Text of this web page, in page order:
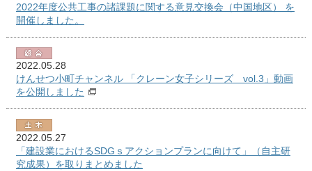
2022年度公共工事の諸課題に関する意見交換会（中国地区） を
開催しました。
2022.05.28
けんせつ小町チャンネル 「クレーン女子シリーズ vol.3」動画
を公開しました
2022.05.27
「建設業におけるSDGｓアクションプランに向けて」（自主研
究成果）を取りまとめました